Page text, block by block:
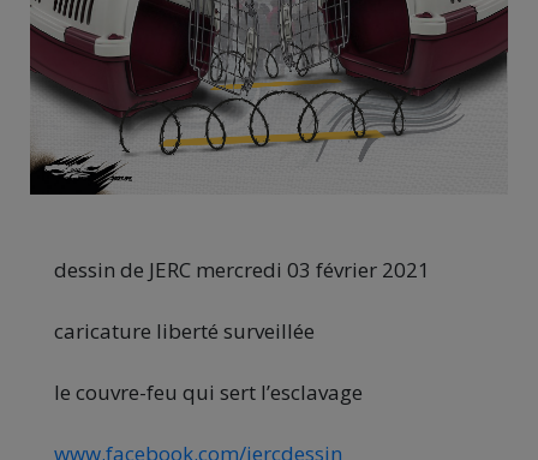
dessin de JERC mercredi 03 février 2021
caricature liberté surveillée
le couvre-feu qui sert l’esclavage
www.facebook.com/jercdessin